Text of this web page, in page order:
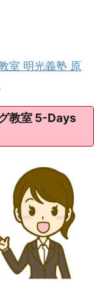
室 明光義塾 原
教室 5-Days